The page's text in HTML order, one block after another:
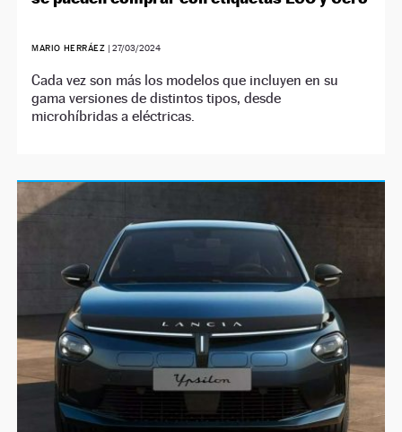
MARIO HERRÁEZ | 27/03/2024
Cada vez son más los modelos que incluyen en su
gama versiones de distintos tipos, desde
microhíbridas a eléctricas.